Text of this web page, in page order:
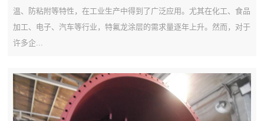
温、防粘附等特性，在工业生产中得到了广泛应用。尤其在化工、食品
加工、电子、汽车等行业，特氟龙涂层的需求量逐年上升。然而，对于
许多企...